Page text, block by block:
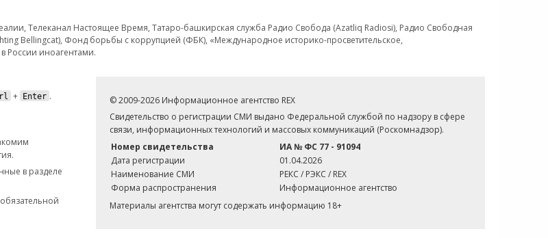
Телеканал Настоящее Время, Татаро-башкирская служба Радио Свобода (Azatliq Radiosi), Радио Свободная
Bellingcat), Фонд борьбы с коррупцией (ФБК), «Международное историко-просветительское,
России иноагентами.
+ Enter .
в разделе
© 2009-2026 Информационное агентство REX
Свидетельство о регистрации СМИ выдано Федеральной службой по надзору в сфере
связи, информационных технологий и массовых коммуникаций (Роскомнадзор).
Номер свидетельства
ИА № ФС 77 - 91094
Дата регистрации
01.04.2026
Наименование СМИ
РЕКС / РЭКС / REX
Форма распространения
Информационное агентство
Материалы агентства могут содержать информацию 18+